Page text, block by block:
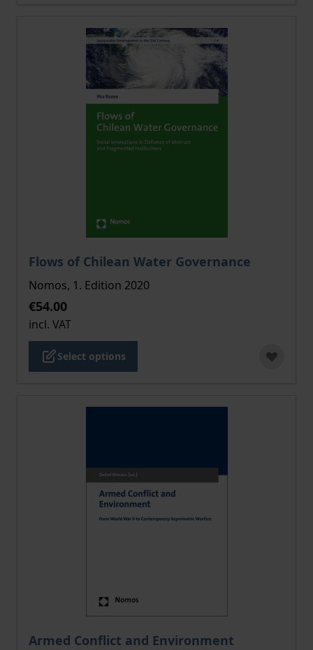
Flows of Chilean Water Governance
The price depends on the options chosen on the
Nomos, 1. Edition 2020
€54.00
incl. VAT
Select options
Armed Conflict and Environment
The price depends on the options chosen on the